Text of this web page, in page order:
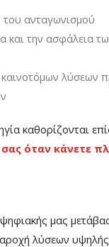
του ανταγωνισμού
και την ασφάλεια
λύσεων
καθορίζονται
όταν κάνετε
μας
λύσεων